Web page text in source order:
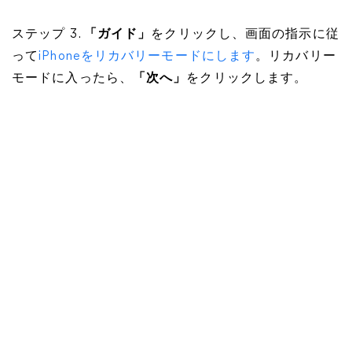
ステップ 3. 「ガイド」
をクリックし、画面の指示に従
ってiPhoneをリカバリーモードにします。リカバリー
モードに入ったら、
「次へ」 をクリックします。